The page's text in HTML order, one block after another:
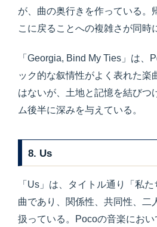
が、曲の奥行きを作っている。
こに戻ることへの複雑さが同時
「Georgia, Bind My Ties」は、
ック的な叙情性がよく表れた楽
はないが、土地と記憶を結びつ
ム後半に深みを与えている。
8. Us
「Us」は、タイトル通り「私
曲であり、関係性、共同性、二
扱っている。Pocoの音楽におい